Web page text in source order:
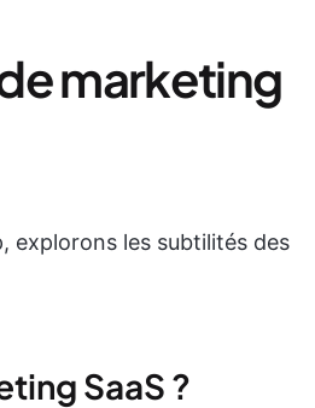
marketing
explorons les subtilités des
SaaS ?